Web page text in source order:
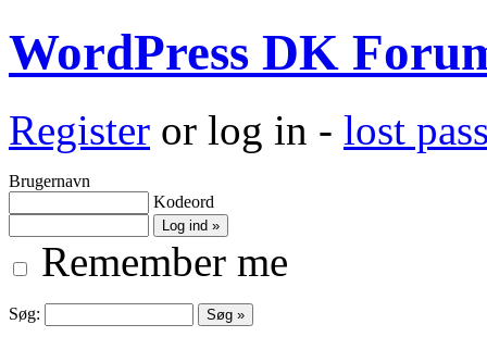
WordPress DK
Register or log in - lost
Brugernavn
Kodeord
Remember me
Søg: